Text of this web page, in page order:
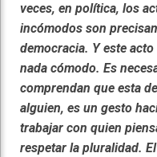
veces, en política, los
incómodos son
democracia. Y este
nada cómodo. Es
comprendan que esta
alguien, es un gesto
trabajar con quien
respetar la pluralidad.